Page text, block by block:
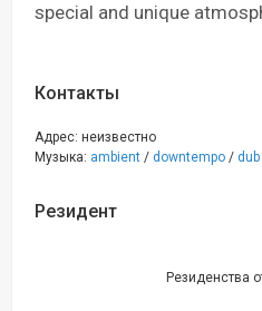
special and unique
Контакты
Адрес: неизвестно
Музыка: ambient / downtempo / dub
Резидент
Резиденства